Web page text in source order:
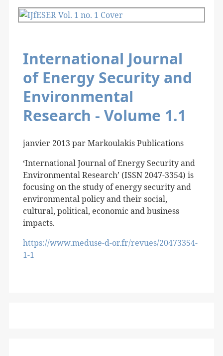
International Journal
of Energy Security and
Environmental
Research - Volume 1.1
janvier 2013 par Markoulakis Publications
‘International Journal of Energy Security and
Environmental Research’ (ISSN 2047-3354) is
focusing on the study of energy security and
environmental policy and their social,
cultural, political, economic and business
impacts.
https://www.meduse-d-or.fr/revues/20473354-
1-1